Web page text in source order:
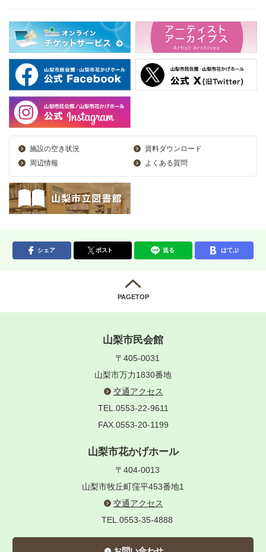
施設の空き状況
資料ダウンロード
周辺情報
よくある質問
シェア ポスト 送る はてぶ
PAGETOP
山梨市民会館
〒405-0031
山梨市万力1830番地
交通アクセス
TEL.0553-22-9611
FAX.0553-20-1199
山梨市花かげホール
〒404-0013
山梨市牧丘町窪平453番地1
交通アクセス
TEL.0553-35-4888